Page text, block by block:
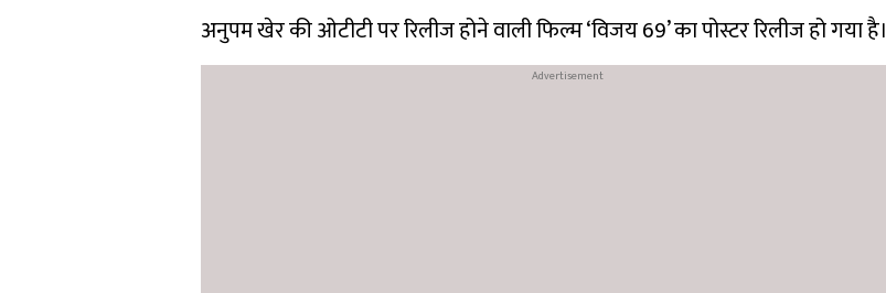
अनुपम खेर की ओटीटी पर रिलीज होने वाली फिल्म ‘विजय 69’ का पोस्टर रिलीज हो गया है।